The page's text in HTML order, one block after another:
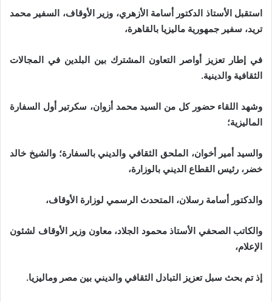
استقبل الأستاذ الدكتور أسامة الأزهري، وزير الأوقاف، السفير محمد
تريد، سفير جمهورية ماليزيا بالقاهرة،
في إطار تعزيز أواصر التعاون المشترك بين البلدين في المجالات
الثقافية والدينية.
وشهد اللقاء حضور كل من السيد محمد أزوان، سكرتير أول السفارة
الماليزية؛
والسيد أمير أخوان، الملحق الثقافي والديني بالسفارة؛ والشيخ خالد
خضر، رئيس القطاع الديني بالوزارة،
والدكتور أسامة رسلان، المتحدث الرسمي لوزارة الأوقاف،
والكاتب الصحفي الأستاذ محمود الجلاد، معاون وزير الأوقاف لشئون
الإعلام،
إذ تم بحث سبل تعزيز التبادل الثقافي والديني بين مصر وماليزيا.